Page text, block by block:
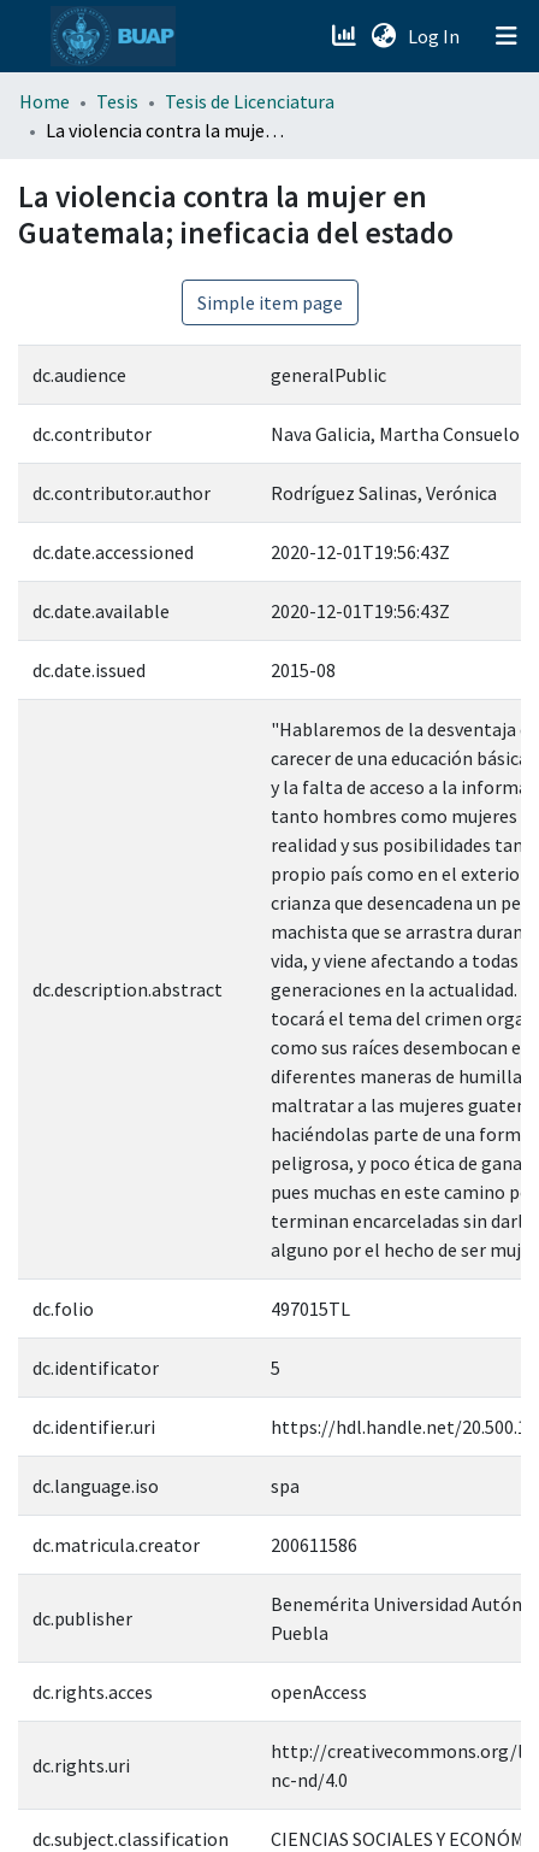
Log In (current)
menu.section.about_menu
Home Tesis
Tesis de Licenciatura
La violencia contra la mujer en Guatemala; ineficacia del estado
La violencia contra la mujer en
Guatemala; ineficacia del estado
Simple item page
dc.audience generalPublic
dc.contributor Nava Galicia, Martha Consuelo
dc.contributor.author Rodríguez Salinas, Verónica
dc.date.accessioned 2020-12-01T19:56:43Z
dc.date.available 2020-12-01T19:56:43Z
dc.date.issued 2015-08
dc.description.abstract
"Hablaremos de la desventaja
carecer de una educación básica
y la falta de acceso a la
tanto hombres como mujeres
realidad y sus posibilidades
propio país como en el exterior,
crianza que desencadena un
machista que se arrastra
vida, y viene afectando a todas
generaciones en la actualidad.
tocará el tema del crimen
como sus raíces desembocan en
diferentes maneras de humillar
maltratar a las mujeres
haciéndolas parte de una forma
peligrosa, y poco ética de
pues muchas en este camino
terminan encarceladas sin
alguno por el hecho de ser
dc.folio 497015TL
dc.identificator 5
dc.identifier.uri https://hdl.handle.net/
dc.language.iso spa
dc.matricula.creator 200611586
dc.publisher
Benemérita Universidad
Puebla
dc.rights.acces openAccess
dc.rights.uri
http://creativecommons.org/
nc-nd/4.0
dc.subject.classification CIENCIAS SOCIALES Y